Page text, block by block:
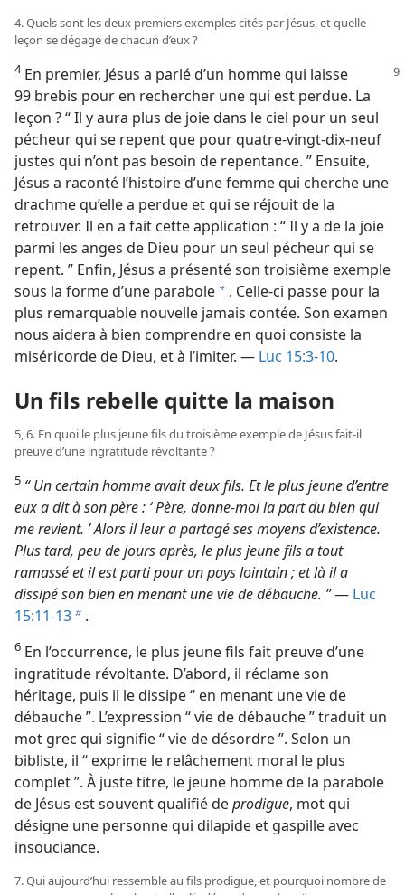
4. Quels sont les deux premiers exemples cités par Jésus, et quelle
leçon se dégage de chacun d’eux ?
4En premier, Jésus a parlé d’un homme qui laisse
99 brebis pour en rechercher une qui est perdue. La
leçon ? “ Il y aura plus de joie dans le ciel pour un seul
pécheur qui se repent que pour quatre-vingt-dix-neuf
justes qui n’ont pas besoin de repentance. ” Ensuite,
Jésus a raconté l’histoire d’une femme qui cherche une
drachme qu’elle a perdue et qui se réjouit de la
retrouver. Il en a fait cette application : “ Il y a de la joie
parmi les anges de Dieu pour un seul pécheur qui se
repent. ” Enfin, Jésus a présenté son troisième exemple
sous la forme d’une parabole a . Celle-ci passe pour la
plus remarquable nouvelle jamais contée. Son examen
nous aidera à bien comprendre en quoi consiste la
miséricorde de Dieu, et à l’imiter. — Luc 15:3-10.
Un fils rebelle quitte la maison
5, 6. En quoi le plus jeune fils du troisième exemple de Jésus fait-​il
preuve d’une ingratitude révoltante ?
5 “ Un certain homme avait deux fils. Et le plus jeune d’entre
eux a dit à son père : ‘ Père, donne-​moi la part du bien qui
me revient. ’ Alors il leur a partagé ses moyens d’existence.
Plus tard, peu de jours après, le plus jeune fils a tout
ramassé et il est parti pour un pays lointain ; et là il a
dissipé son bien en menant une vie de débauche. ”— Luc
15:11-13b .
6 En l’occurrence, le plus jeune fils fait preuve d’une
ingratitude révoltante. D’abord, il réclame son
héritage, puis il le dissipe “ en menant une vie de
débauche ”. L’expression “ vie de débauche ” traduit un
mot grec qui signifie “ vie de désordre ”. Selon un
bibliste, il “ exprime le relâchement moral le plus
complet ”. À juste titre, le jeune homme de la parabole
de Jésus est souvent qualifié deprodigue, mot qui
désigne une personne qui dilapide et gaspille avec
insouciance.
7. Qui aujourd’hui ressemble au fils prodigue, et pourquoi nombre de